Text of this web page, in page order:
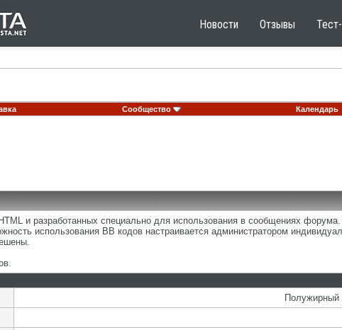
Новости Отзывы
Сообщество Календарь
и разработанных специально для использования в сообщениях
использования BB кодов настраивается администратором
Полужирный